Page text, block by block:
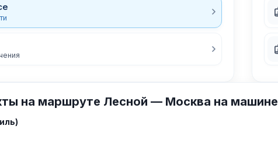
на маршруте Лесной — Москва на машине